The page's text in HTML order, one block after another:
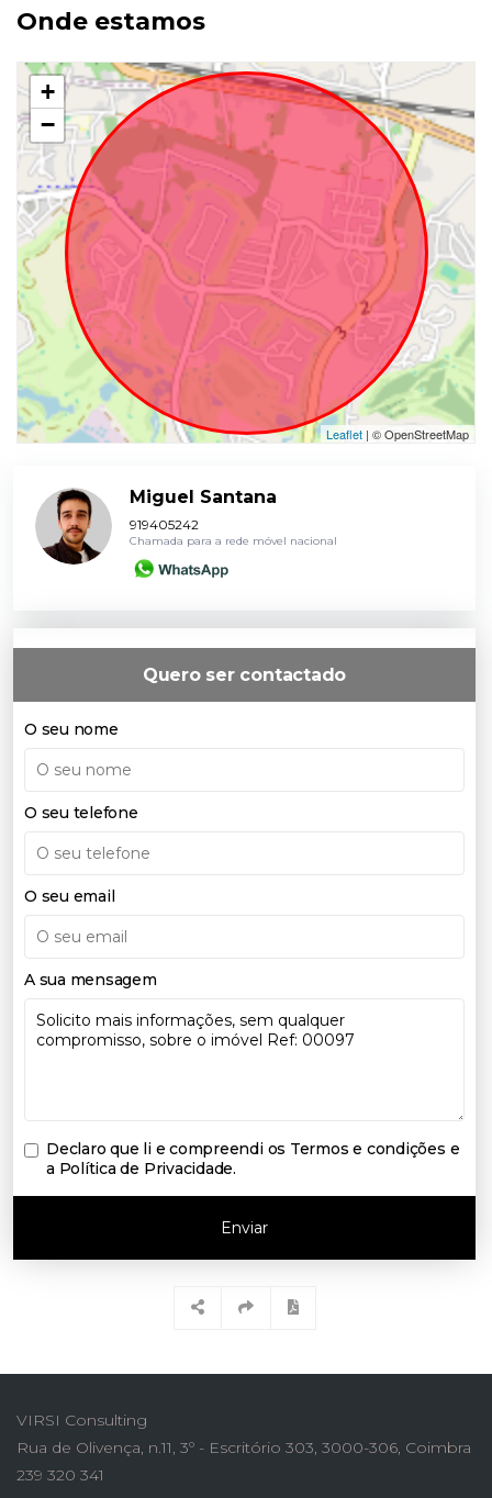
Onde estamos
+
−
Leaflet | © OpenStreetMap
Miguel Santana
919405242
Chamada para a rede móvel nacional
Quero ser contactado
O seu nome
O seu telefone
O seu email
A sua mensagem
Declaro que li e compreendi os Termos e condições e
a Política de Privacidade.
Enviar
VIRSI Consulting
Rua de Olivença, n.11, 3º - Escritório 303, 3000-306, Coimbra
239 320 341